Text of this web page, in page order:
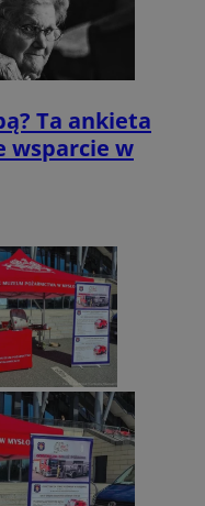
Ta ankieta
wsparcie w